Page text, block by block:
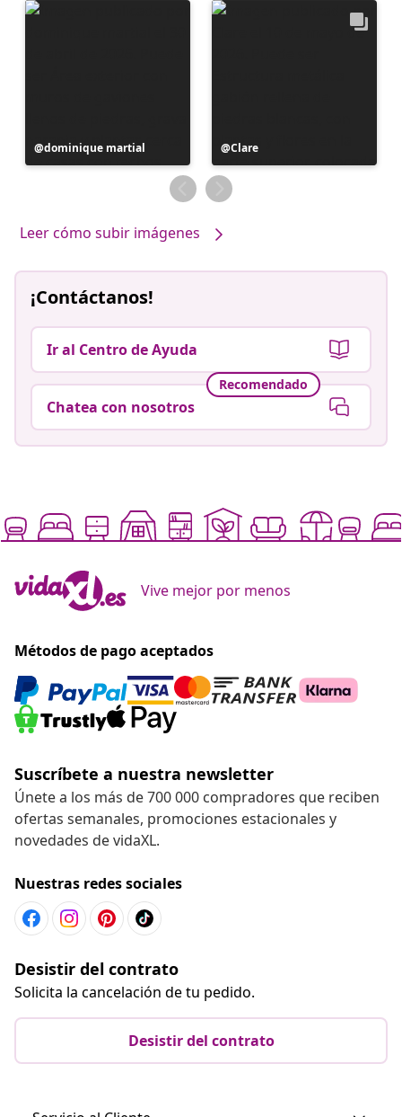
Publicación
realizada
dominique martial
Publicación
realizada
por
Clare
Leer cómo subir imágenes
¡Contáctanos!
Ir al Centro de Ayuda
Recomendado
Chatea con nosotros
Vive mejor por menos
Métodos de pago aceptados
Suscríbete a nuestra newsletter
Únete a los más de 700 000 compradores que reciben
ofertas semanales, promociones estacionales y
novedades de vidaXL.
Nuestras redes sociales
Desistir del contrato
Solicita la cancelación de tu pedido.
Desistir del contrato